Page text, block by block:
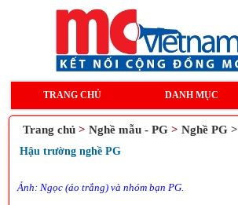
TRANG CHỦ DANH MỤC
Trang chủ>Nghề mẫu - PG >Nghề PG >
Hậu trường nghề PG
Ảnh: Ngọc (áo trắng) và nhóm bạn PG.